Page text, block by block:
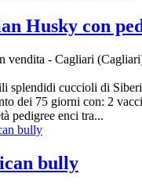
Husky con
vendita - Cagliari
splendidi cuccioli di
dei 75 giorni con: 2
pedigree enci tra...
bully